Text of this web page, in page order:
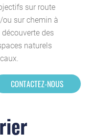
sur route
ou sur chemin à
découverte des
naturels
CONTACTEZ-NOUS